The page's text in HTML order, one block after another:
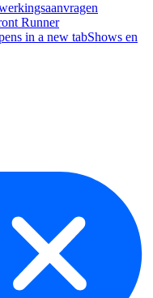
Runner
in a new tabShows en